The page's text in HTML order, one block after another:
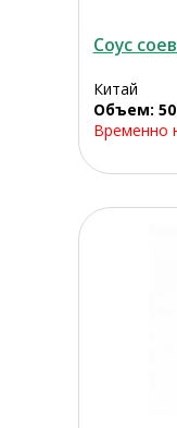
Соус
Китай
Объем:
Временно